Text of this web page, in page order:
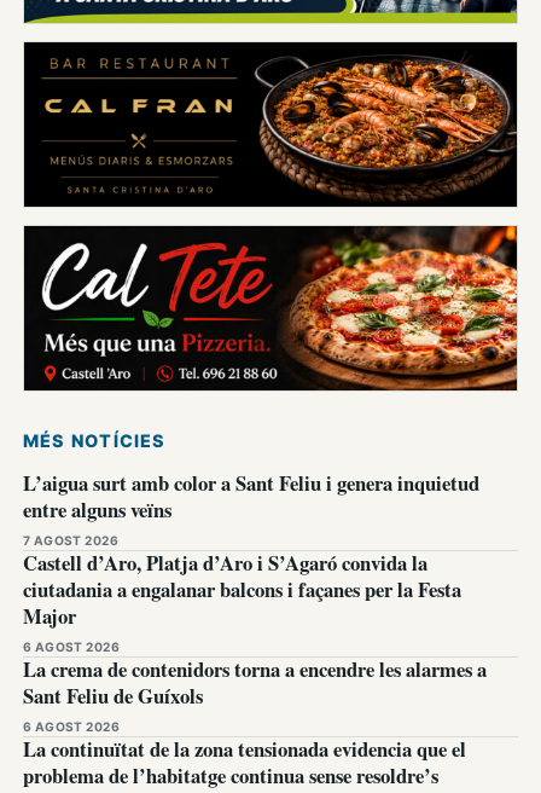
MÉS NOTÍCIES
L’aigua surt amb color a Sant Feliu i genera inquietud
entre alguns veïns
7 AGOST 2026
Castell d’Aro, Platja d’Aro i S’Agaró convida la
ciutadania a engalanar balcons i façanes per la Festa
Major
6 AGOST 2026
La crema de contenidors torna a encendre les alarmes a
Sant Feliu de Guíxols
6 AGOST 2026
La continuïtat de la zona tensionada evidencia que el
problema de l’habitatge continua sense resoldre’s